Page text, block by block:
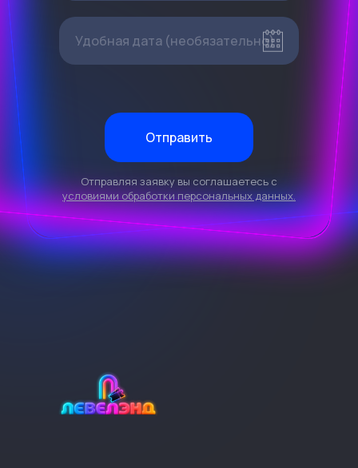
Удобная дата (необязательно)
Отправить
Отправляя заявку вы соглашаетесь с
условиями обработки персональных данных.